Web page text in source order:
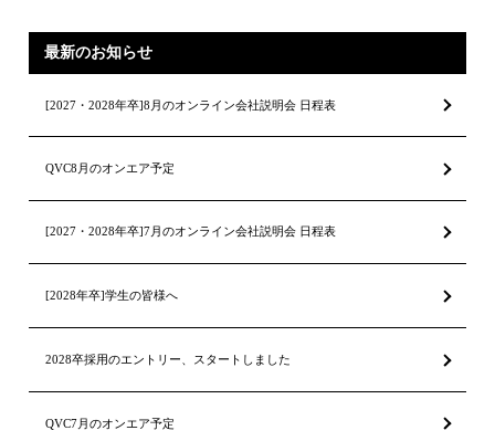
最新のお知らせ
[2027・2028年卒]8月のオンライン会社説明会 日程表
QVC8月のオンエア予定
[2027・2028年卒]7月のオンライン会社説明会 日程表
[2028年卒]学生の皆様へ
2028卒採用のエントリー、スタートしました
QVC7月のオンエア予定